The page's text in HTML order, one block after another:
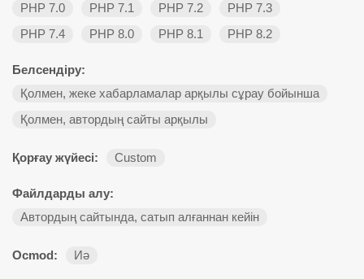
PHP 7.0
PHP 7.1 PHP 7.2
PHP 7.3
PHP 7.4
PHP 8.0 PHP 8.1 PHP 8.2
Белсендіру:
Қолмен, жеке хабарламалар арқылы сұрау бойынша
Қолмен, автордың сайты арқылы
Қорғау жүйесі: Custom
Файлдарды алу:
Автордың сайтында, сатып алғаннан кейін
Ocmod: Иә